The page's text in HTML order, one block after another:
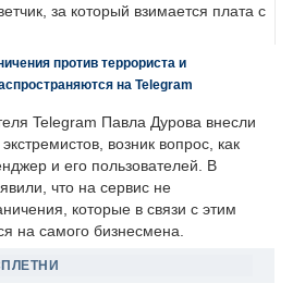
за который взимается плата с
против террориста и
на Telegram
Telegram Павла Дурова внесли
возник вопрос, как
и его пользователей. В
что на сервис не
которые в связи с этим
на самого бизнесмена.